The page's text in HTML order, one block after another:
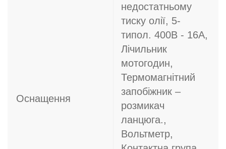
Оснащення
недостатньому
тиску олії, 5-
типол. 400В - 16A,
Лічильник
мотогодин,
Термомагнітний
запобіжник –
розмикач
ланцюга.,
Вольтметр,